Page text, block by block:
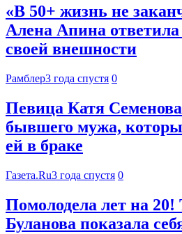
«В 50+ жизнь не
Алена Апина
своей внешности
Рамблер3 года спустя 0
Певица Катя
бывшего мужа,
ей в браке
Газета.Ru3 года спустя 0
Помолодела лет на 20!
Буланова показала